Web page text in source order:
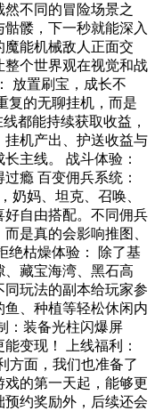
不同的冒险场景之
髅，下一秒就能深入
能机械敌人正面交
个世界观在视觉和战
放置刷宝，成长不
复的无聊挂机，而是
都能持续获取收益，
机产出、护送收益与
主线。 战斗体验：
瘾 百变佣兵系统：
奶妈、坦克、召唤、
自由搭配。不同佣兵
是真的会影响推图、
绝枯燥体验： 除了基
藏宝海湾、黑石高
玩法的副本给玩家参
、种植等轻松休闲内
：装备光柱闪爆屏
变现！ 上线福利：
方面，我们也准备了
的第一天起，能够更
约奖励外，后续还会